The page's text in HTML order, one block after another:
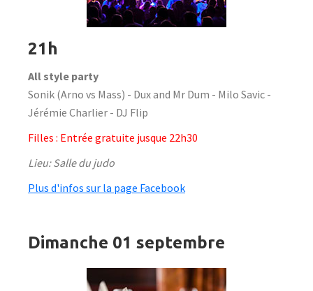
21h
All style party
Sonik (Arno vs Mass) - Dux and Mr Dum - Milo Savic -
Jérémie Charlier - DJ Flip
Filles : Entrée gratuite jusque 22h30
Lieu: Salle du judo
Plus d'infos sur la page Facebook
Dimanche 01 septembre